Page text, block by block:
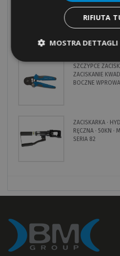
LISTWY
POJEDYNCZE
SZCZYPCE
ZACISKANIE
BOCZNE
ZACISKARKA ·
RĘCZNA · 50KN ·
SERIA 82
RIFIUTA
MOSTRA DETTAGLI